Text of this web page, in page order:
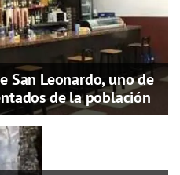
San Leonardo, uno de
de la población